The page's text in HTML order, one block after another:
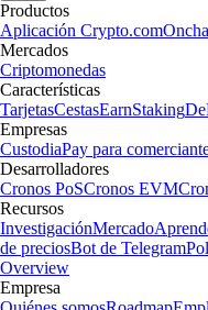
Productos
Aplicación Crypto.com
Mercados
Criptomonedas
Características
TarjetasCestasEarnStaking
Empresas
CustodiaPay para
Desarrolladores
Cronos PoSCronos EVM
Recursos
InvestigaciónMercado
de preciosBot de Telegram
Overview
Empresa